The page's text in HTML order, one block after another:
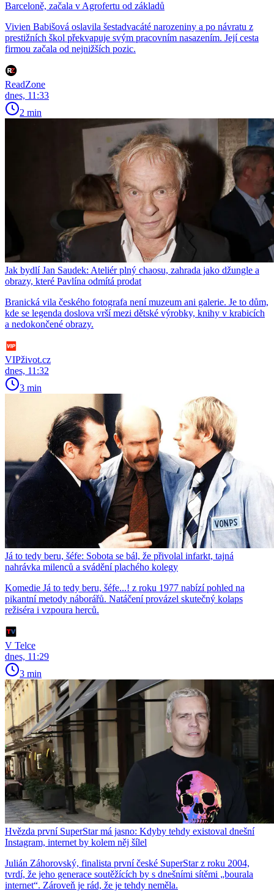
Barceloně, začala v Agrofertu od základů
Vivien Babišová oslavila šestadvacáté narozeniny a po návratu z
prestižních škol překvapuje svým pracovním nasazením. Její cesta
firmou začala od nejnižších pozic.
ReadZone
dnes, 11:33
2 min
Jak bydlí Jan Saudek: Ateliér plný chaosu, zahrada jako džungle a
obrazy, které Pavlína odmítá prodat
Branická vila českého fotografa není muzeum ani galerie. Je to dům,
kde se legenda doslova vrší mezi dětské výrobky, knihy v krabicích
a nedokončené obrazy.
VIPživot.cz
dnes, 11:32
3 min
Já to tedy beru, šéfe: Sobota se bál, že přivolal infarkt, tajná
nahrávka milenců a svádění plachého kolegy
Komedie Já to tedy beru, šéfe...! z roku 1977 nabízí pohled na
pikantní metody náborářů. Natáčení provázel skutečný kolaps
režiséra i vzpoura herců.
V Telce
dnes, 11:29
3 min
Hvězda první SuperStar má jasno: Kdyby tehdy existoval dnešní
Instagram, internet by kolem něj šílel
Julián Záhorovský, finalista první české SuperStar z roku 2004,
tvrdí, že jeho generace soutěžících by s dnešními sítěmi „bourala
internet“. Zároveň je rád, že je tehdy neměla.